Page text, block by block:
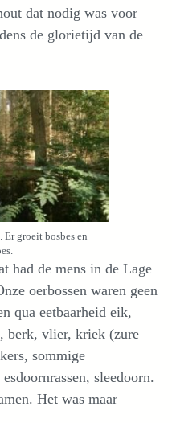
dat nodig was voor
de glorietijd van de
Er groeit bosbes en
had de mens in de Lage
oerbossen waren geen
qua eetbaarheid eik,
berk, vlier, kriek (zure
sommige
sleedoorn.
Het was maar